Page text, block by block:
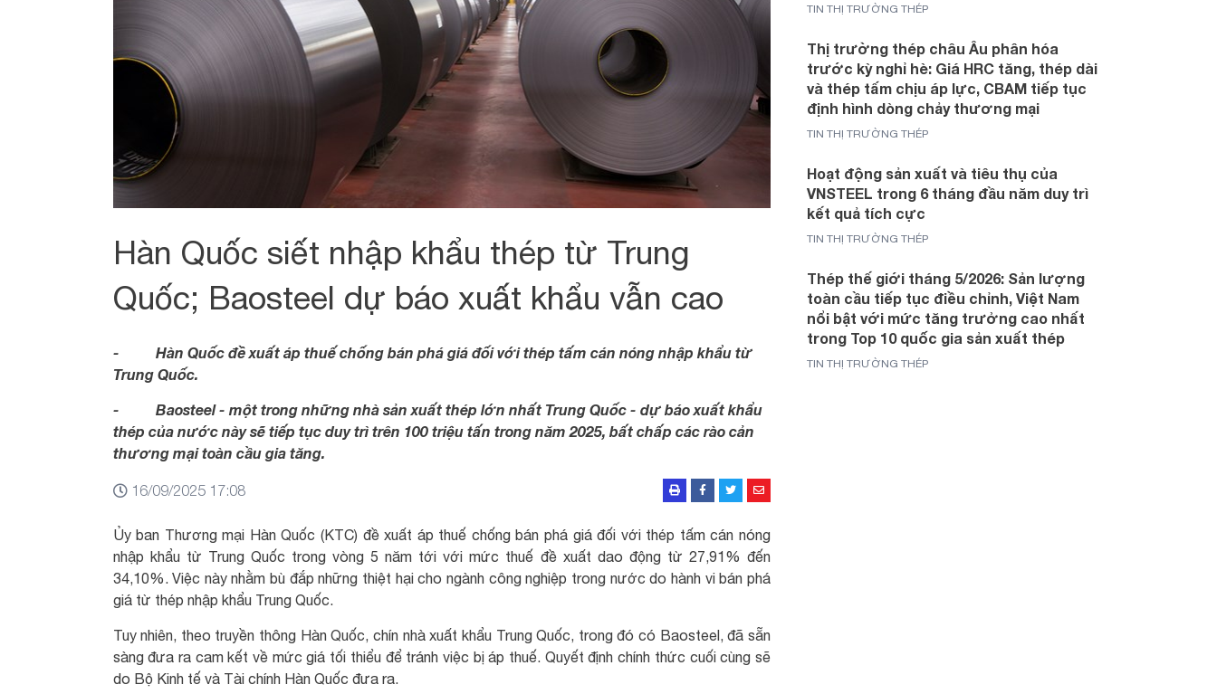
Hàn Quốc siết nhập khẩu thép từ Trung
Quốc; Baosteel dự báo xuất khẩu vẫn cao
- Hàn Quốc đề xuất áp thuế chống bán phá giá đối với thép tấm cán nóng nhập khẩu từ
Trung Quốc.
- Baosteel - một trong những nhà sản xuất thép lớn nhất Trung Quốc - dự báo xuất khẩu
thép của nước này sẽ tiếp tục duy trì trên 100 triệu tấn trong năm 2025, bất chấp các rào cản
thương mại toàn cầu gia tăng.
16/09/2025 17:08
Ủy ban Thương mại Hàn Quốc (KTC) đề xuất áp thuế chống bán phá giá đối với thép tấm cán nóng
nhập khẩu từ Trung Quốc trong vòng 5 năm tới với mức thuế đề xuất dao động từ 27,91% đến
34,10%. Việc này nhằm bù đắp những thiệt hại cho ngành công nghiệp trong nước do hành vi bán phá
giá từ thép nhập khẩu Trung Quốc.
Tuy nhiên, theo truyền thông Hàn Quốc, chín nhà xuất khẩu Trung Quốc, trong đó có Baosteel, đã sẵn
sàng đưa ra cam kết về mức giá tối thiểu để tránh việc bị áp thuế. Quyết định chính thức cuối cùng sẽ
do Bộ Kinh tế và Tài chính Hàn Quốc đưa ra.
TIN THỊ TRƯỜNG THÉP
Thị trường thép châu Âu phân hóa
trước kỳ nghỉ hè: Giá HRC tăng, thép dài
và thép tấm chịu áp lực, CBAM tiếp tục
định hình dòng chảy thương mại
TIN THỊ TRƯỜNG THÉP
Hoạt động sản xuất và tiêu thụ của
VNSTEEL trong 6 tháng đầu năm duy trì
kết quả tích cực
TIN THỊ TRƯỜNG THÉP
Thép thế giới tháng 5/2026: Sản lượng
toàn cầu tiếp tục điều chỉnh, Việt Nam
nổi bật với mức tăng trưởng cao nhất
trong Top 10 quốc gia sản xuất thép
TIN THỊ TRƯỜNG THÉP